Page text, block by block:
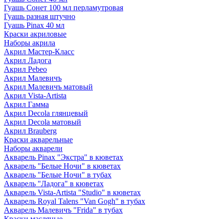
Гуашь Сонет 100 мл перламутровая
Гуашь разная штучно
Гуашь Pinax 40 мл
Краски акриловые
Наборы акрила
Акрил Мастер-Класс
Акрил Ладога
Акрил Pebeo
Акрил Малевичъ
Акрил Малевичъ матовый
Акрил Vista-Artista
Акрил Гамма
Акрил Decola глянцевый
Акрил Decola матовый
Акрил Brauberg
Краски акварельные
Наборы акварели
Акварель Pinax "Экстра" в кюветах
Акварель "Белые Ночи" в кюветах
Акварель "Белые Ночи" в тубах
Акварель "Ладога" в кюветах
Акварель Vista-Artista "Studio" в кюветах
Акварель Royal Talens "Van Gogh" в тубах
Акварель Малевичъ "Frida" в тубах